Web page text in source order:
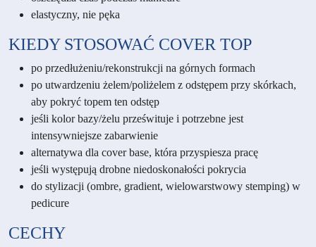
elastyczny, nie pęka
KIEDY STOSOWAĆ COVER TOP
po przedłużeniu/rekonstrukcji na górnych formach
po utwardzeniu żelem/poliżelem z odstępem przy skórkach,
aby pokryć topem ten odstęp
jeśli kolor bazy/żelu prześwituje i potrzebne jest
intensywniejsze zabarwienie
alternatywa dla cover base, która przyspiesza pracę
jeśli występują drobne niedoskonałości pokrycia
do stylizacji (ombre, gradient, wielowarstwowy stemping) w
pedicure
CECHY